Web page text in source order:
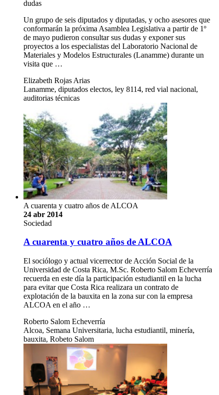
dudas
Un grupo de seis diputados y diputadas, y ocho asesores que
conformarán la próxima Asamblea Legislativa a partir de 1º
de mayo pudieron consultar sus dudas y exponer sus
proyectos a los especialistas del Laboratorio Nacional de
Materiales y Modelos Estructurales (Lanamme) durante un
visita que …
Elizabeth Rojas Arias
Lanamme, diputados electos, ley 8114, red vial nacional,
auditorias técnicas
A cuarenta y cuatro años de ALCOA
24 abr 2014
Sociedad
A cuarenta y cuatro años de ALCOA
El sociólogo y actual vicerrector de Acción Social de la
Universidad de Costa Rica, M.Sc. Roberto Salom Echeverría
recuerda en este día la participación estudiantil en la lucha
para evitar que Costa Rica realizara un contrato de
explotación de la bauxita en la zona sur con la empresa
ALCOA en el año …
Roberto Salom Echeverría
Alcoa, Semana Universitaria, lucha estudiantil, minería,
bauxita, Robeto Salom